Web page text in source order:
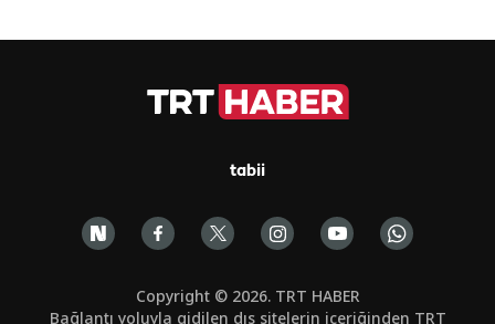
tabii
Copyright © 2026. TRT HABER
Bağlantı yoluyla gidilen dış sitelerin içeriğinden TRT